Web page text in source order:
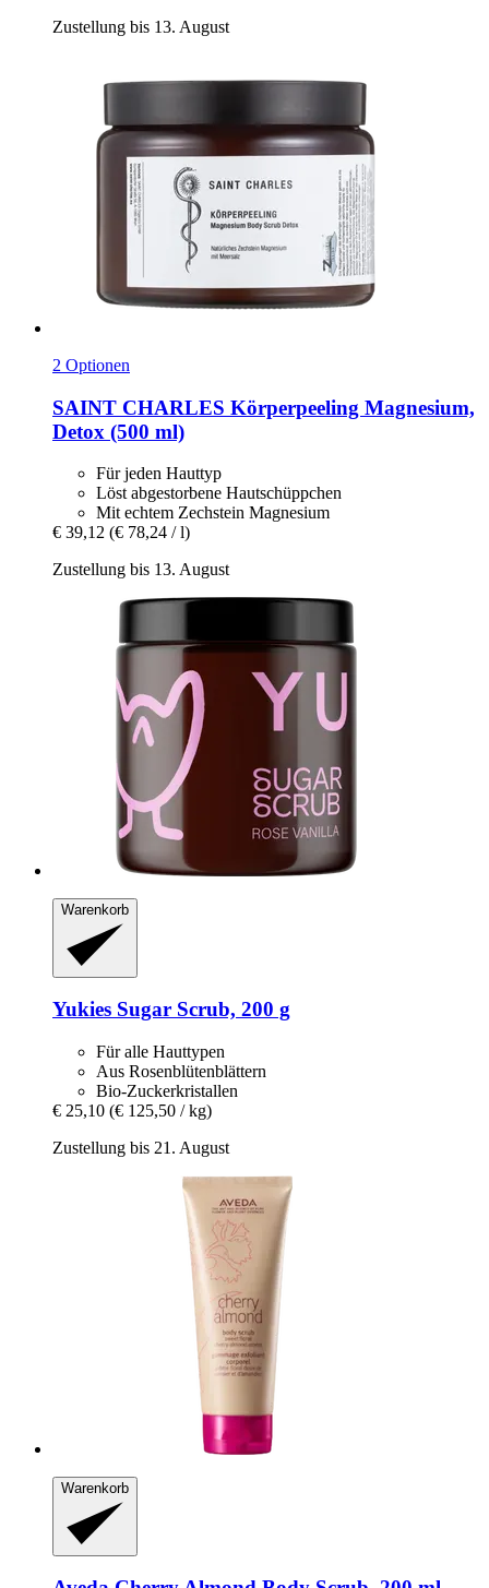
Zustellung bis 13. August
2 Optionen
SAINT CHARLES Körperpeeling Magnesium,
Detox (500 ml)
Für jeden Hauttyp
Löst abgestorbene Hautschüppchen
Mit echtem Zechstein Magnesium
€ 39,12 (€ 78,24 / l)
Zustellung bis 13. August
Warenkorb
Yukies Sugar Scrub, 200 g
Für alle Hauttypen
Aus Rosenblütenblättern
Bio-Zuckerkristallen
€ 25,10 (€ 125,50 / kg)
Zustellung bis 21. August
Warenkorb